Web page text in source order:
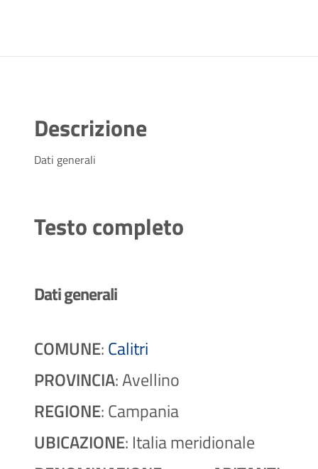
Descrizione
Dati generali
Testo completo
Dati generali
COMUNE:Calitri
PROVINCIA: Avellino
REGIONE: Campania
UBICAZIONE: Italia meridionale